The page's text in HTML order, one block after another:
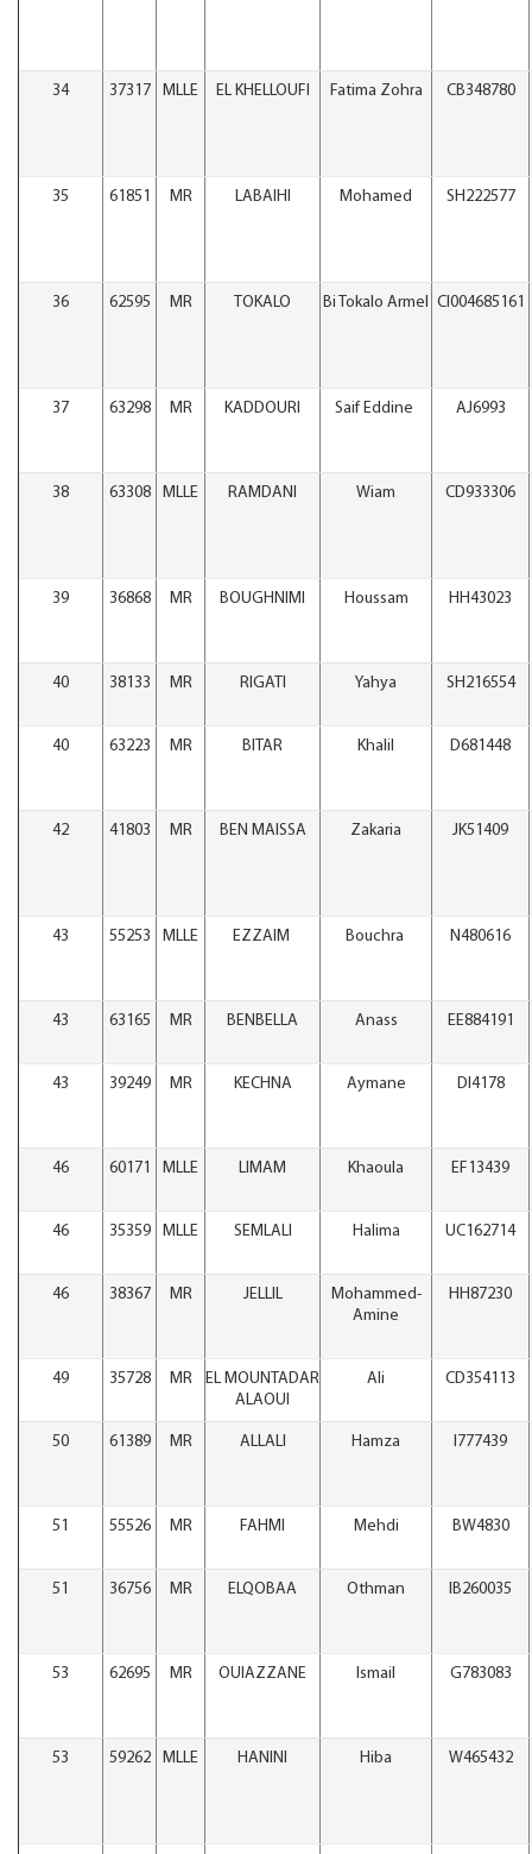
34 37317 MLLE EL KHELLOUFI Fatima Zohra CB348780
35 61851 MR LABAIHI Mohamed SH222577
36 62595 MR TOKALO Bi Tokalo Armel CI004685161
37 63298 MR KADDOURI Saif Eddine AJ6993
38 63308 MLLE RAMDANI Wiam CD933306
39 36868 MR BOUGHNIMI Houssam HH43023
40 38133 MR RIGATI Yahya SH216554
40 63223 MR BITAR Khalil D681448
42 41803 MR BEN MAISSA Zakaria JK51409
43 55253 MLLE EZZAIM Bouchra N480616
43 63165 MR BENBELLA Anass EE884191
43 39249 MR KECHNA Aymane DI4178
46 60171 MLLE LIMAM Khaoula EF13439
46 35359 MLLE SEMLALI Halima UC162714
46 38367 MR JELLIL
Mohammed-
Amine
HH87230
49 35728 MR
EL MOUNTADAR
ALAOUI
Ali CD354113
50 61389 MR ALLALI Hamza I777439
51 55526 MR FAHMI Mehdi BW4830
51 36756 MR ELQOBAA Othman IB260035
53 62695 MR OUIAZZANE Ismail G783083
53 59262 MLLE HANINI Hiba W465432